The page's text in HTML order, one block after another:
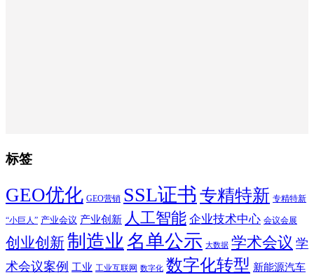
标签
GEO优化 GEO营销 SSL证书 专精特新 专精特新
“小巨人” 产业会议 产业创新 人工智能 企业技术中心 会议会展
创业创新制造业 名单公示 大数据 学术会议 学
术会议案例 工业 工业互联网 数字化 数字化转型 新能源汽车